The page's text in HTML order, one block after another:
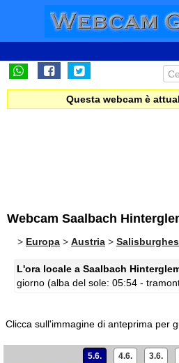
Questa webcam è
Webcam Saalbach
> Europa > Austria >
L'ora locale a Saalbach
giorno (alba del sole: 05:54 -
Clicca sull'immagine di anteprima per
5.6. 4.6. 3.6.